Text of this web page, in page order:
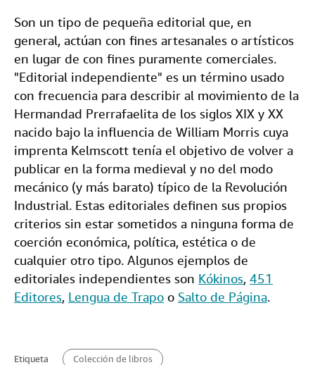
Son un tipo de pequeña editorial que, en
general, actúan con fines artesanales o artísticos
en lugar de con fines puramente comerciales.
"Editorial independiente" es un término usado
con frecuencia para describir al movimiento de la
Hermandad Prerrafaelita de los siglos XIX y XX
nacido bajo la influencia de William Morris cuya
imprenta Kelmscott tenía el objetivo de volver a
publicar en la forma medieval y no del modo
mecánico (y más barato) típico de la Revolución
Industrial. Estas editoriales definen sus propios
criterios sin estar sometidos a ninguna forma de
coerción económica, política, estética o de
cualquier otro tipo. Algunos ejemplos de
editoriales independientes son Kókinos, 451
Editores, Lengua de Trapo o Salto de Página.
Etiqueta Colección de libros